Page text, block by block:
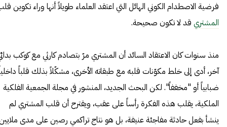
فرضية الاصطدام الكوني الهائل التي اعتقد العلماء طويلاً أنها وراء تكوين
المشتري قد لا تكون صحيحة.
منذ سنوات كان الاعتقاد السائد أن المشتري مرّ بتصادم كارثي مع كوكب
آخر، أدى إلى خلط مكوّنات قلبه مع طبقاته الأخرى، مشكّلاً بذلك قلباً
ضبابياً أو "مخففاً". لكن البحث الجديد، المنشور في مجلة الجمعية الفلكية
الملكية، يقلب هذه الفكرة رأساً على عقب، ويقترح أن قلب المشتري لم
ينشأ بفعل حادثة مفاجئة عنيفة، بل هو نتاج تراكمي رصين على مدى